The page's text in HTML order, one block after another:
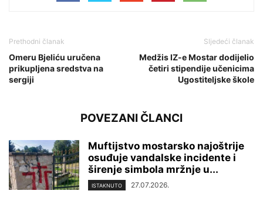
Prethodni članak
Omeru Bjeliću uručena
prikupljena sredstva na
sergiji
Sljedeći članak
Medžis IZ-e Mostar dodijelio
četiri stipendije učenicima
Ugostiteljske škole
POVEZANI ČLANCI
Muftijstvo mostarsko najoštrije
osuđuje vandalske incidente i
širenje simbola mržnje u...
ISTAKNUTO 27.07.2026.